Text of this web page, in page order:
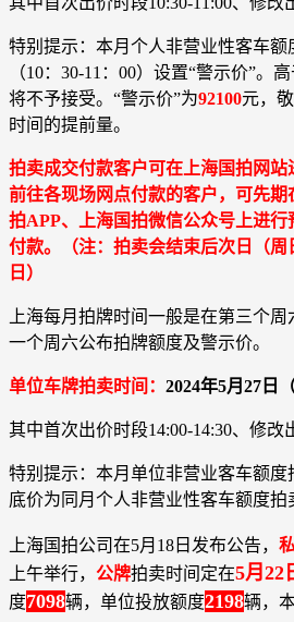
特别提示：本月个人非营业性客车
（10：30-11：00）设置“警示价”。
将不予接受。“警示价”为92100元，
时间的提前量。
拍卖成交付款客户可在上海国拍网
前往各现场网点付款的客户，可先期
拍APP、上海国拍微信公众号上进
付款。（注：拍卖会结束后次日（
日）
上海每月拍牌时间一般是在第三个
一个周六公布拍牌额度及警示价。
单位车牌拍卖时间： 2024年5月27日
其中首次出价时段14:00-14:30、修改
特别提示：本月单位非营业客车额度
底价为同月个人非营业性客车额度拍
上海国拍公司在5月18日发布公告，
上午举行， 公牌拍卖时间定在5月22
度7098辆，单位投放额度2198辆，